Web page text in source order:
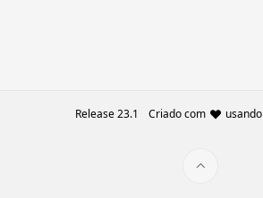
Release 23.1 Criado com usando